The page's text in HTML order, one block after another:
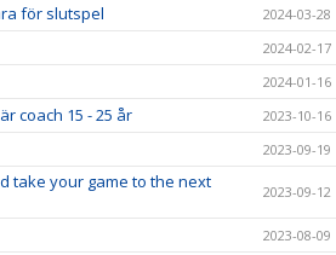
för slutspel 2024-03-28
2024-02-17
2024-01-16
coach 15 - 25 år 2023-10-16
2023-09-19
take your game to the next
2023-09-12
2023-08-09